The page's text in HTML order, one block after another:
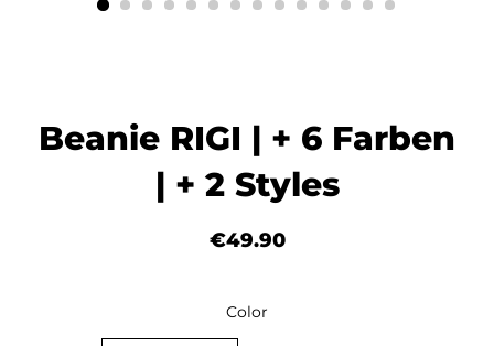
Beanie RIGI | + 6 Farben
| + 2 Styles
Normaler
Sonderpreis
€49.90
Color